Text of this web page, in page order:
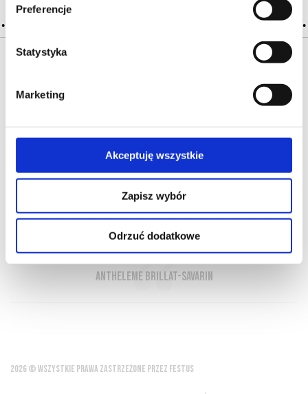
Preferencje
Statystyka
Marketing
Akceptuję wszystkie
Zapisz wybór
Odrzuć dodatkowe
O NAS OFERTA ONLINE PRODUCENCI
BLOG
PRZEWODNIK
SŁOWNIK
Posiłek bez wina jest jak dzień bez słońca
Antheleme Brillat-Savarin
2026 © WSZYSTKIE PRAWA ZASTRZEŻONE PRZEZ FESTUS